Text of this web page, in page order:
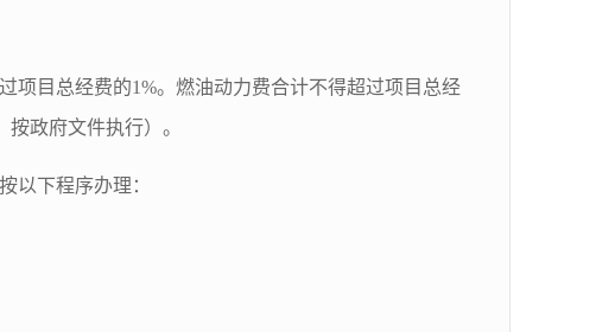
项目总经费的1%。燃油动力费合计不得超过项目总经
政府文件执行）。
以下程序办理：